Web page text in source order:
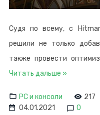
Судя по всему, с
решили не только
также провести
Читать дальше »
PC и консоли 217
04.01.2021
0